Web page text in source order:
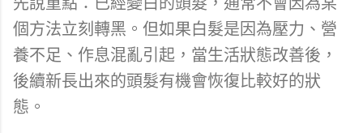
個方法立刻轉黑。但如果白髮是因為壓力、營
養不足、作息混亂引起，當生活狀態改善後，
後續新長出來的頭髮有機會恢復比較好的狀
態。